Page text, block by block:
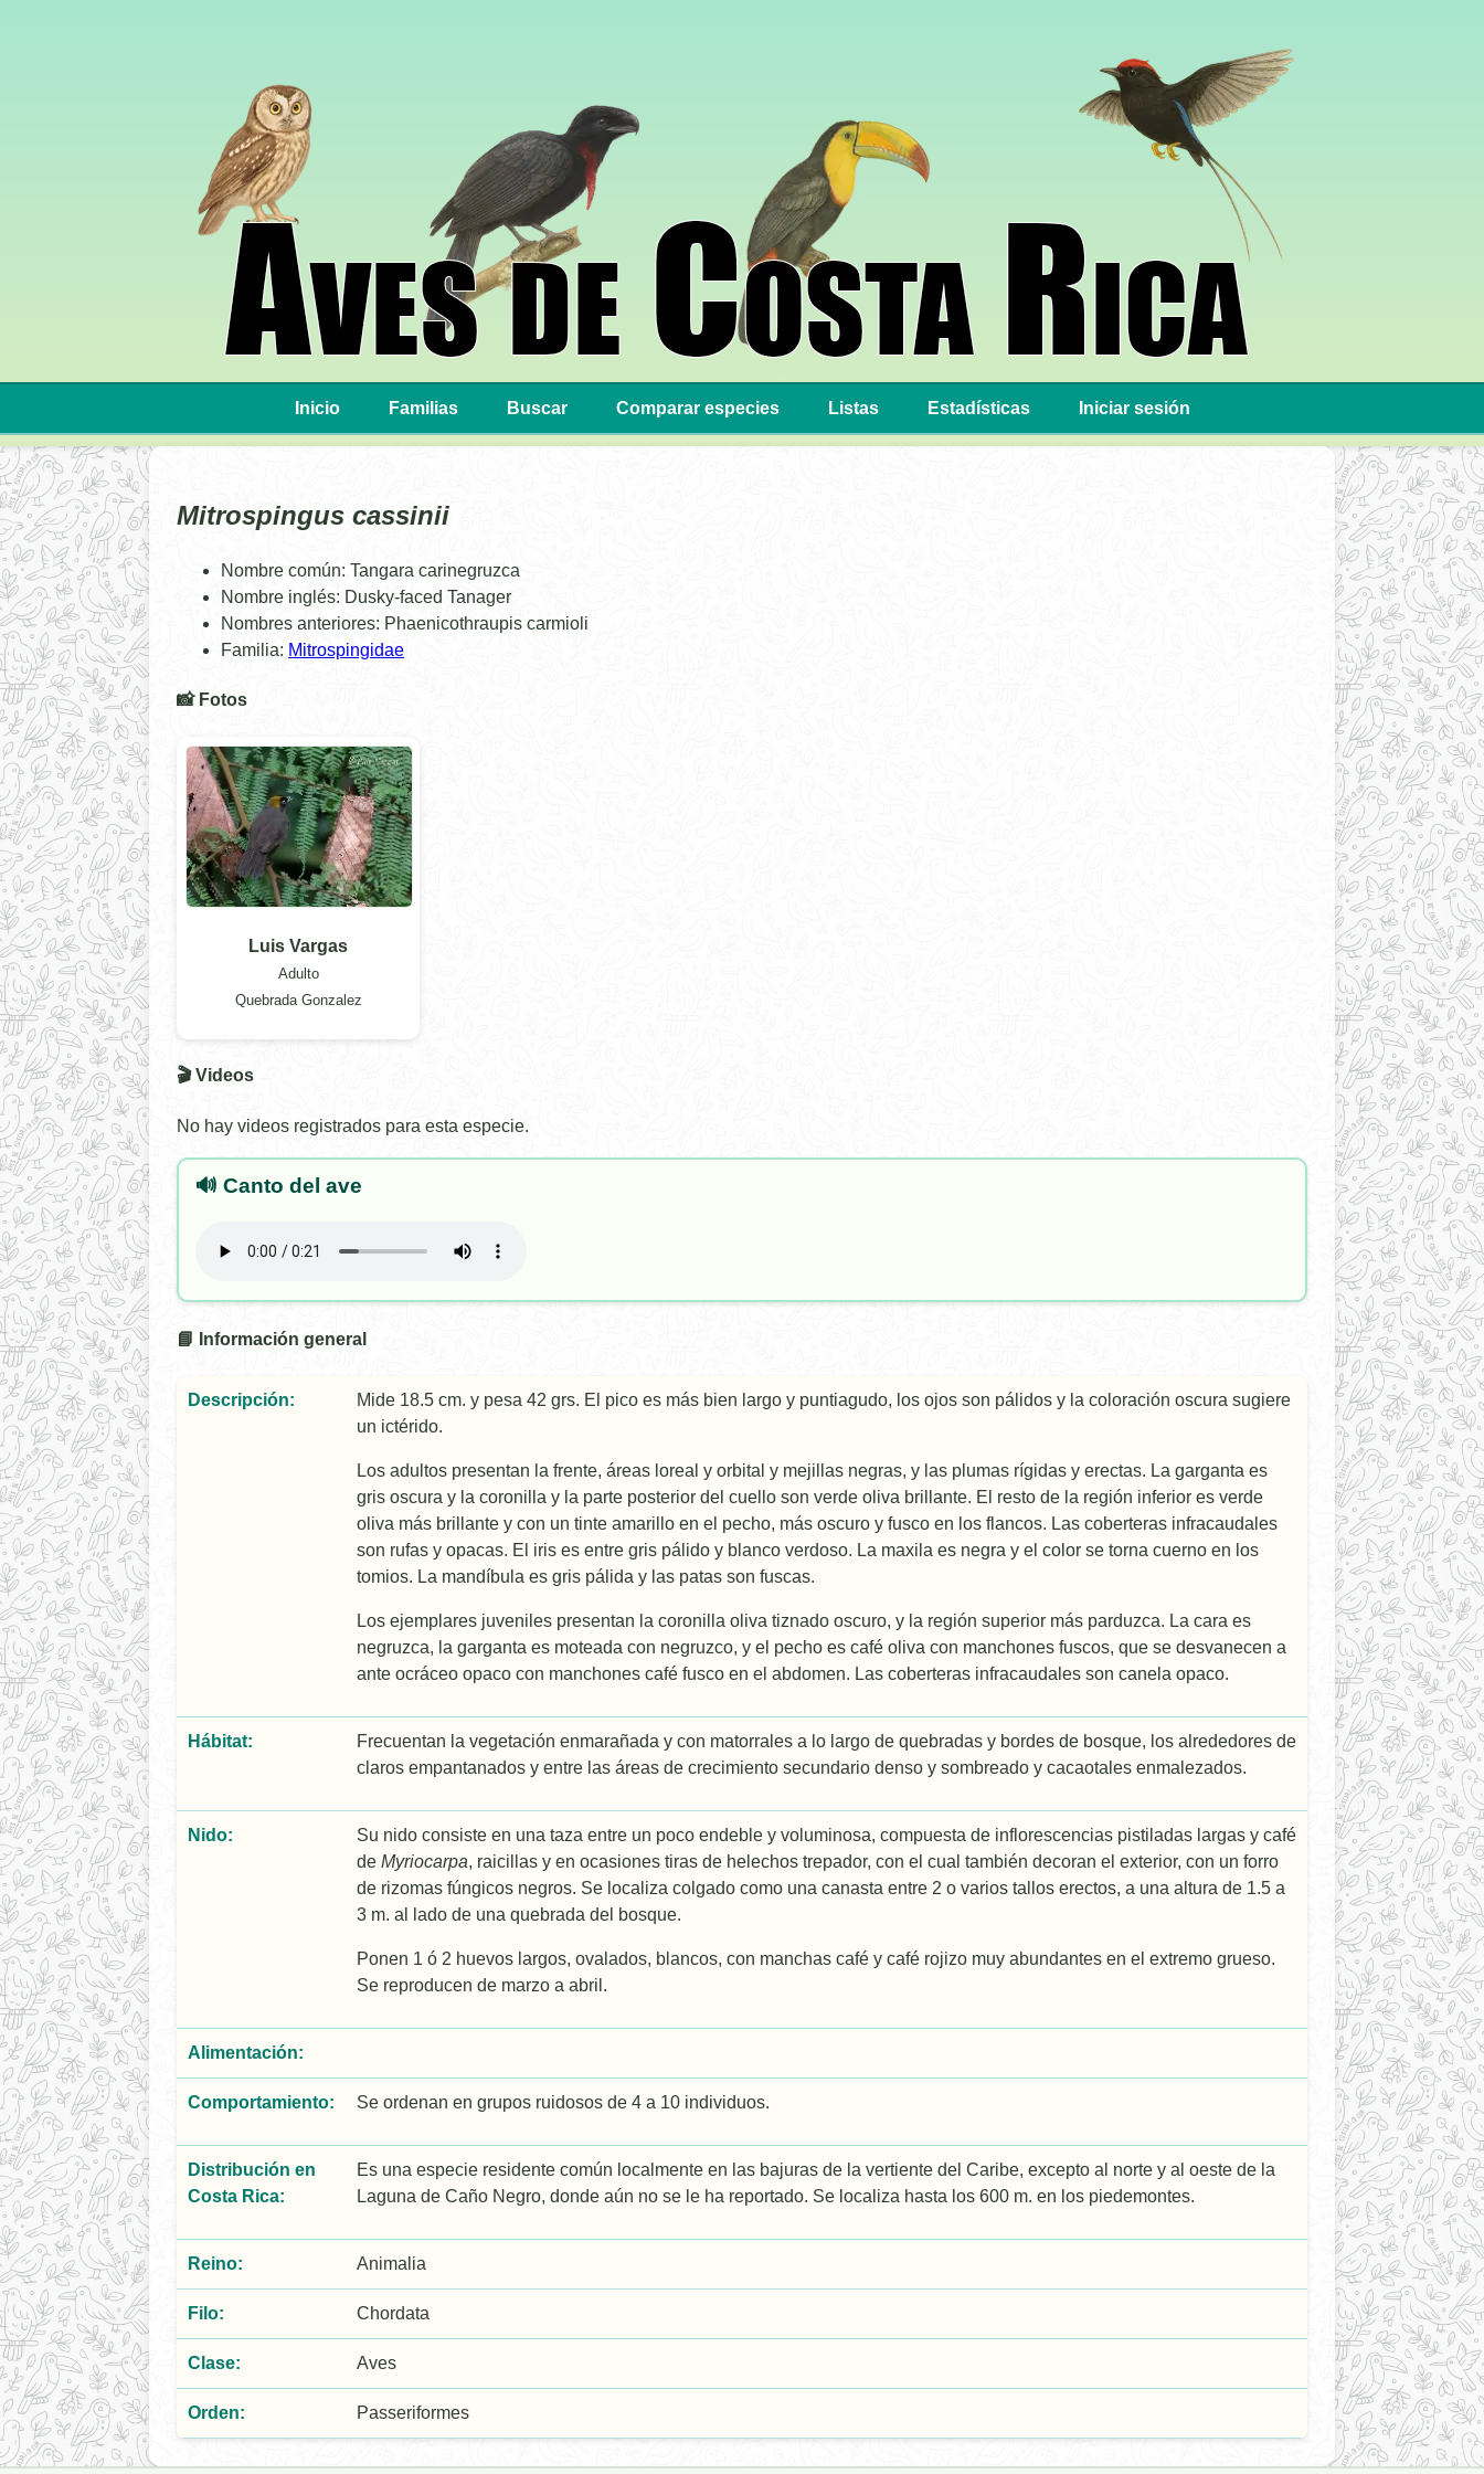
Inicio Familias Buscar Comparar especies Listas Estadísticas Iniciar sesión
Mitrospingus cassinii
Nombre común: Tangara carinegruzca
Nombre inglés: Dusky-faced Tanager
Nombres anteriores: Phaenicothraupis carmioli
Familia: Mitrospingidae
📸 Fotos
Luis Vargas
Adulto
Quebrada Gonzalez
🎬 Videos
No hay videos registrados para esta especie.
🔊 Canto del ave
📘 Información general
Descripción:
Mide 18.5 cm. y pesa 42 grs. El pico es más bien largo y puntiagudo, los ojos son pálidos y la coloración oscura sugiere
un ictérido.
Los adultos presentan la frente, áreas loreal y orbital y mejillas negras, y las plumas rí­gidas y erectas. La garganta es
gris oscura y la coronilla y la parte posterior del cuello son verde oliva brillante. El resto de la región inferior es verde
oliva más brillante y con un tinte amarillo en el pecho, más oscuro y fusco en los flancos. Las coberteras infracaudales
son rufas y opacas. El iris es entre gris pálido y blanco verdoso. La maxila es negra y el color se torna cuerno en los
tomios. La mandí­bula es gris pálida y las patas son fuscas.
Los ejemplares juveniles presentan la coronilla oliva tiznado oscuro, y la región superior más parduzca. La cara es
negruzca, la garganta es moteada con negruzco, y el pecho es café oliva con manchones fuscos, que se desvanecen a
ante ocráceo opaco con manchones café fusco en el abdomen. Las coberteras infracaudales son canela opaco.
Hábitat:
Frecuentan la vegetación enmarañada y con matorrales a lo largo de quebradas y bordes de bosque, los alrededores de
claros empantanados y entre las áreas de crecimiento secundario denso y sombreado y cacaotales enmalezados.
Nido:
Su nido consiste en una taza entre un poco endeble y voluminosa, compuesta de inflorescencias pistiladas largas y café
de Myriocarpa, raicillas y en ocasiones tiras de helechos trepador, con el cual también decoran el exterior, con un forro
de rizomas fúngicos negros. Se localiza colgado como una canasta entre 2 o varios tallos erectos, a una altura de 1.5 a
3 m. al lado de una quebrada del bosque.
Ponen 1 ó 2 huevos largos, ovalados, blancos, con manchas café y café rojizo muy abundantes en el extremo grueso.
Se reproducen de marzo a abril.
Alimentación:
Comportamiento: Se ordenan en grupos ruidosos de 4 a 10 individuos.
Distribución en
Costa Rica:
Es una especie residente común localmente en las bajuras de la vertiente del Caribe, excepto al norte y al oeste de la
Laguna de Caño Negro, donde aún no se le ha reportado. Se localiza hasta los 600 m. en los piedemontes.
Reino: Animalia
Filo: Chordata
Clase: Aves
Orden: Passeriformes